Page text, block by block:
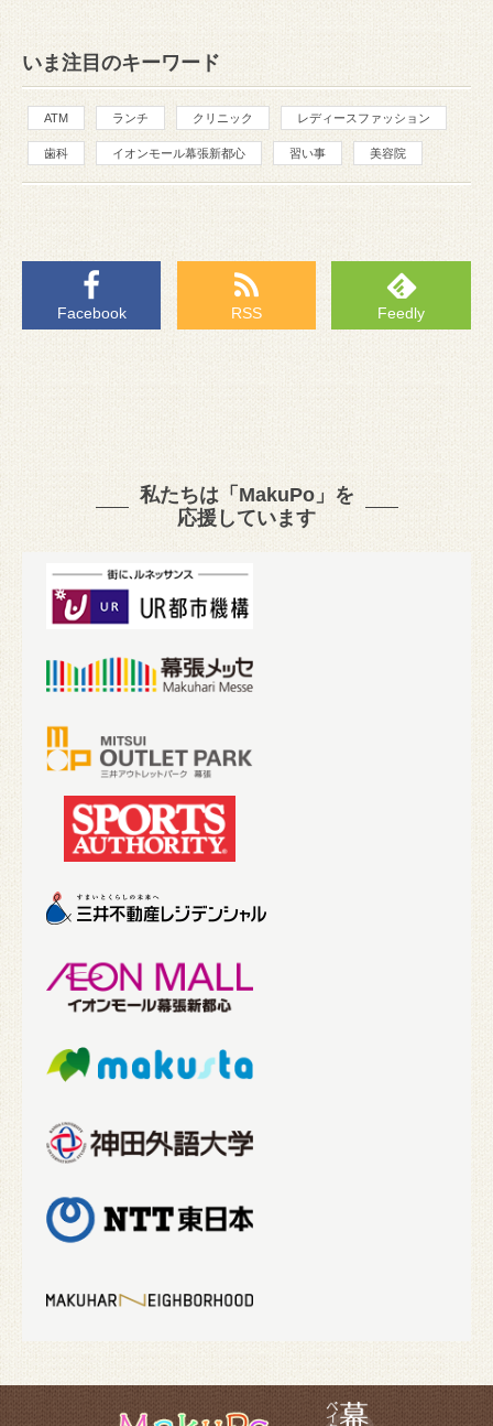
いま注目のキーワード
ATM ランチ クリニック レディースファッション
歯科 イオンモール幕張新都心 習い事 美容院
Facebook RSS Feedly
私たちは「MakuPo」を
応援しています